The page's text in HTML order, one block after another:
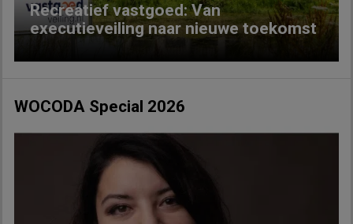
Recreatief vastgoed: Van
executieveiling naar nieuwe toekomst
WOCODA Special 2026